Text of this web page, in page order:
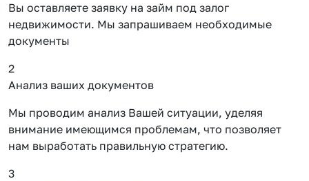
Вы оставляете заявку на займ под залог
недвижимости. Мы запрашиваем необходимые
документы
2
Анализ ваших документов
Мы проводим анализ Вашей ситуации, уделяя
внимание имеющимся проблемам, что позволяет
нам выработать правильную стратегию.
3